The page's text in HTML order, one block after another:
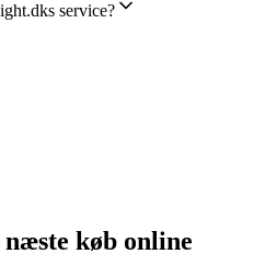
service?
køb online